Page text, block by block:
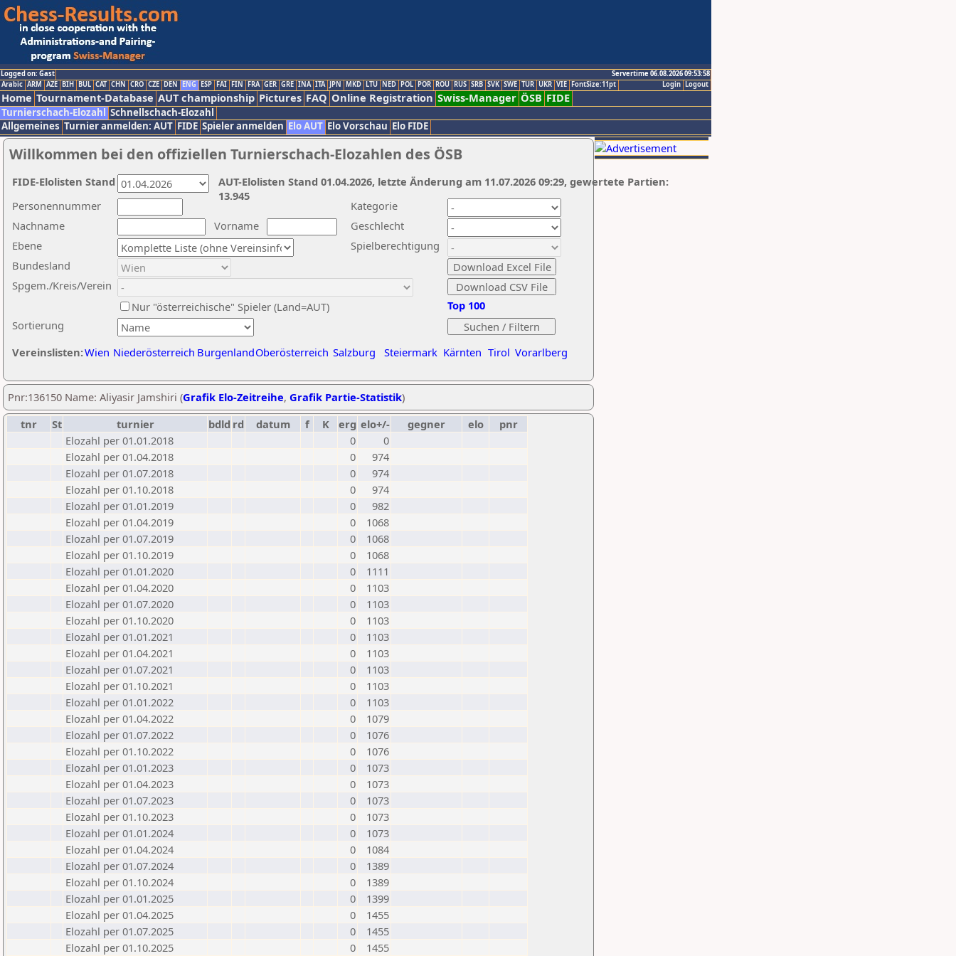
Logged on: Gast
Servertime 06.08.2026 09:53:58
Logout
Login
Arabic ARM AZE BIH BUL CAT CHN CRO CZE DEN ENG ESP FAI FIN FRA GER GRE INA ITA JPN MKD LTU NED POL POR ROU RUS SRB SVK SWE TUR UKR VIE FontSize:11pt
Home Tournament-Database AUT championship Pictures FAQ Online Registration Swiss-Manager ÖSB FIDE
Turnierschach-Elozahl Schnellschach-Elozahl
Allgemeines Turnier anmelden: AUT FIDE Spieler anmelden Elo AUT Elo Vorschau Elo FIDE
Willkommen bei den offiziellen Turnierschach-Elozahlen des ÖSB
Nachname
Vorname
Ebene
Kategorie
Sortierung
Personennummer
Bundesland
Spgem./Kreis/Verein
Geschlecht
Nur "österreichische" Spieler (Land=AUT)
Spielberechtigung
Vereinslisten:Wien Niederösterreich BurgenlandOberösterreich Salzburg Steiermark Kärnten Tirol Vorarlberg
Top 100
AUT-Elolisten Stand 01.04.2026, letzte Änderung am 11.07.2026 09:29, gewertete Partien:
13.945
FIDE-Elolisten Stand
Pnr:136150 Name: Aliyasir Jamshiri (Grafik Elo-Zeitreihe, Grafik Partie-Statistik)
tnr
St turnier bdld rd datum f K erg elo+/- gegner elo
pnr
Elozahl per 01.01.2018
0
0
Elozahl per 01.04.2018
0
974
Elozahl per 01.07.2018
0
974
Elozahl per 01.10.2018
0
974
Elozahl per 01.01.2019
0
982
Elozahl per 01.04.2019
0
1068
Elozahl per 01.07.2019
0
1068
Elozahl per 01.10.2019
0
1068
Elozahl per 01.01.2020
0
1111
Elozahl per 01.04.2020
0
1103
Elozahl per 01.07.2020
0
1103
Elozahl per 01.10.2020
0
1103
Elozahl per 01.01.2021
0
1103
Elozahl per 01.04.2021
0
1103
Elozahl per 01.07.2021
0
1103
Elozahl per 01.10.2021
0
1103
Elozahl per 01.01.2022
0
1103
Elozahl per 01.04.2022
0
1079
Elozahl per 01.07.2022
0
1076
Elozahl per 01.10.2022
0
1076
Elozahl per 01.01.2023
0
1073
Elozahl per 01.04.2023
0
1073
Elozahl per 01.07.2023
0
1073
Elozahl per 01.10.2023
0
1073
Elozahl per 01.01.2024
0
1073
Elozahl per 01.04.2024
0
1084
Elozahl per 01.07.2024
0
1389
Elozahl per 01.10.2024
0
1389
Elozahl per 01.01.2025
0
1399
Elozahl per 01.04.2025
0
1455
Elozahl per 01.07.2025
0
1455
Elozahl per 01.10.2025
0 1455